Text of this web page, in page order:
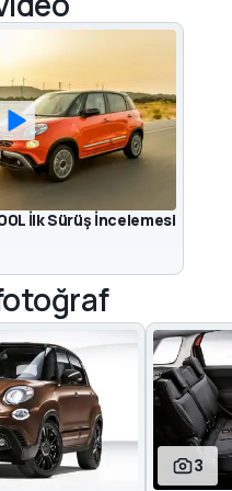
İlk Sürüş İncelemesi
3